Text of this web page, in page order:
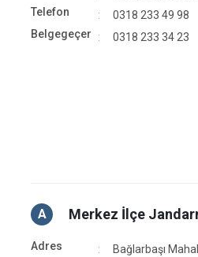
Telefon
0318 233 49 98
Belgegeçer
0318 233 34 23
A Merkez İlçe
Adres
Bağlarbaşı